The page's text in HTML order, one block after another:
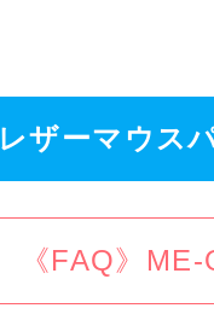
レザーマウス
《FAQ》